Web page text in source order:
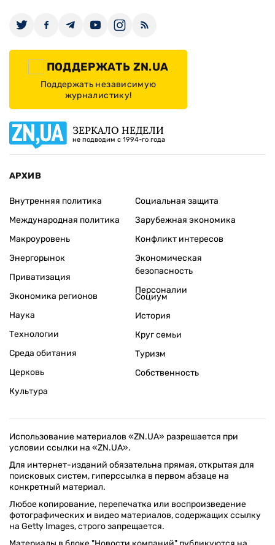
ПОДДЕРЖАТЬ ZN.UA
Поддержать независимую
журналистику!
ЗЕРКАЛО НЕДЕЛИ
не подводим с 1994-го года
АРХИВ
Внутренняя политика
Международная политика
Макроуровень
Энергорынок
Приватизация
Экономика регионов
Социальная защита
Зарубежная экономика
Конфликт интересов
Экономическая
безопасность
Персоналии
Наука
Технологии
Среда обитания
Церковь
Культура
Социум
История
Круг семьи
Туризм
Собственность
Использование материалов «ZN.UA» разрешается при
условии ссылки на «ZN.UA».
Для интернет-изданий обязательна прямая, открытая для
поисковых систем, гиперссылка в первом абзаце на
конкретный материал.
Любое копирование, перепечатка или воспроизведение
фотографических и видео материалов, содержащих ссылку
на Getty Images, строго запрещается.